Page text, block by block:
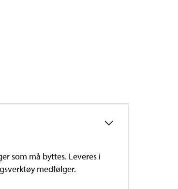
som må byttes. Leveres i
medfølger.